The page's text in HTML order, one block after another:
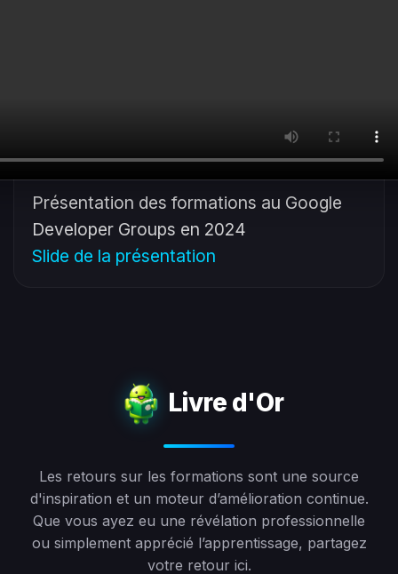
Présentation des formations au Google
Developer Groups en 2024
Slide de la présentation
Livre d'Or
Les retours sur les formations sont une source
d'inspiration et un moteur d’amélioration continue.
Que vous ayez eu une révélation professionnelle
ou simplement apprécié l’apprentissage, partagez
votre retour ici.